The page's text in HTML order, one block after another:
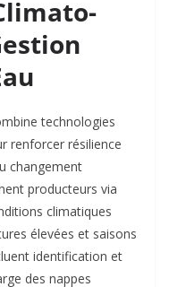
technologies
renforcer résilience
changement
producteurs via
climatiques
élevées et saisons
identification et
des nappes